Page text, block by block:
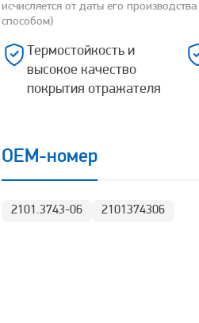
исчисляется от даты его
способом)
Термостойкость и
высокое качество
покрытия отражателя
OEM-номер
2101.3743-06 2101374306